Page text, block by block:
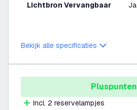
Lichtbron Vervangbaar Ja
Bekijk alle specificaties
Pluspunten
Incl. 2 reservelampjes